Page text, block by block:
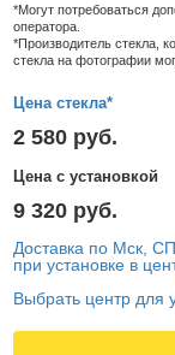
*Могут потребоваться
оператора.
*Производитель стекла,
стекла на фотографии
Цена стекла*
2 580 руб.
Цена с установкой
9 320 руб.
Доставка по Мск,
при установке в
Выбрать центр для